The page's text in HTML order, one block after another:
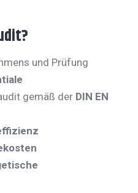
und Prüfung
gemäß der DIN EN